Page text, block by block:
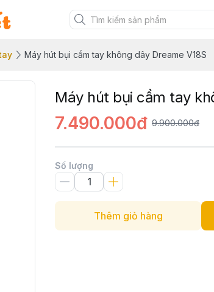
Máy hút bụi cầm tay không dây Dreame V18S
Máy hút bụi cầm tay
7.490.000đ 9.900.000đ
Số lượng
Thêm giỏ hàng